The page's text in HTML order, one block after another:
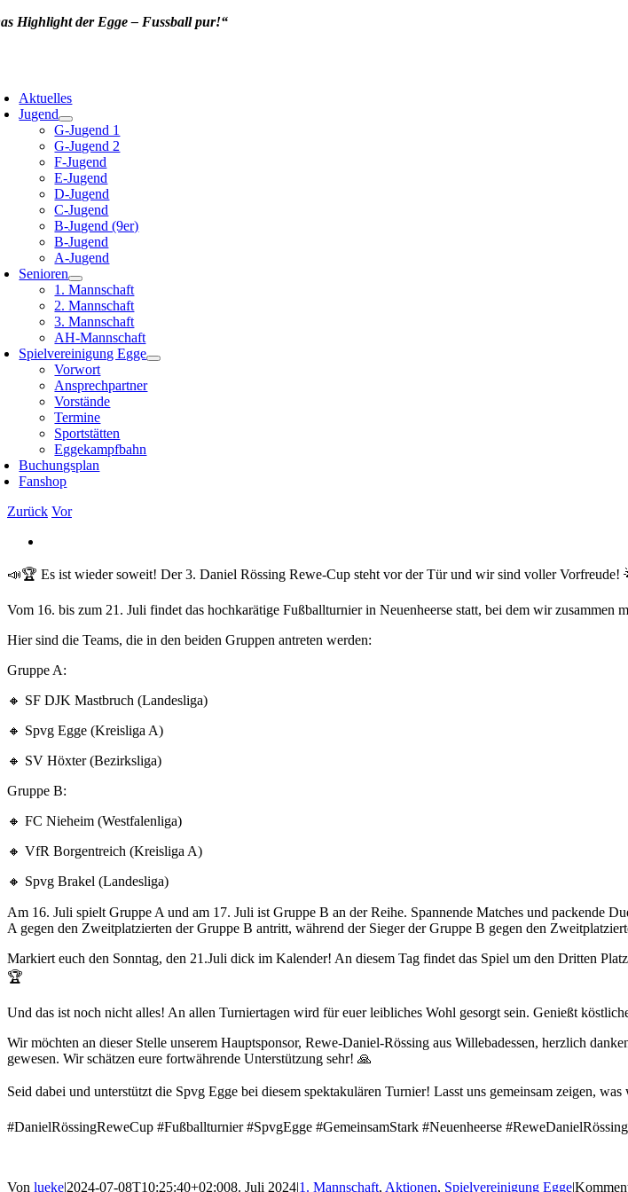
ZumHighlight der Egge – Fussball pur!“
Aktuelles
Jugend
G-Jugend 1
G-Jugend 2
F-Jugend
E-Jugend
D-Jugend
C-Jugend
B-Jugend (9er)
B-Jugend
A-Jugend
Senioren
1. Mannschaft
2. Mannschaft
3. Mannschaft
AH-Mannschaft
Spielvereinigung Egge
Vorwort
Ansprechpartner
Vorstände
Termine
Sportstätten
Eggekampfbahn
Buchungsplan
Fanshop
Zurück Vor
Bild
📣🏆 Es ist wieder soweit! Der 3. Daniel Rössing Rewe-Cup steht vor der Tür und wir sind voller Vorfreude!
Vom 16. bis zum 21. Juli findet das hochkarätige Fußballturnier in Neuenheerse statt, bei dem wir zusammen
Hier sind die Teams, die in den beiden Gruppen antreten werden:
Gruppe A:
🔸 SF DJK Mastbruch (Landesliga)
🔸 Spvg Egge (Kreisliga A)
🔸 SV Höxter (Bezirksliga)
Gruppe B:
🔸 FC Nieheim (Westfalenliga)
🔸 VfR Borgentreich (Kreisliga A)
🔸 Spvg Brakel (Landesliga)
Am 16. Juli spielt Gruppe A und am 17. Juli ist Gruppe B an der Reihe. Spannende Matches und packende
A gegen den Zweitplatzierten der Gruppe B antritt, während der Sieger der Gruppe B gegen den
Markiert euch den Sonntag, den 21.Juli dick im Kalender! An diesem Tag findet das Spiel um den Dritten
🏆
Und das ist noch nicht alles! An allen Turniertagen wird für euer leibliches Wohl gesorgt sein. Genießt
Wir möchten an dieser Stelle unserem Hauptsponsor, Rewe-Daniel-Rössing aus Willebadessen, herzlich
gewesen. Wir schätzen eure fortwährende Unterstützung sehr! 🙏
Seid dabei und unterstützt die Spvg Egge bei diesem spektakulären Turnier! Lasst uns gemeinsam zeigen,
#DanielRössingReweCup #Fußballturnier #SpvgEgge #GemeinsamStark #Neuenheerse
Von lueke|2024-07-08T10:25:40+02:008. Juli 2024|1. Mannschaft, Aktionen, Spielvereinigung Egge|